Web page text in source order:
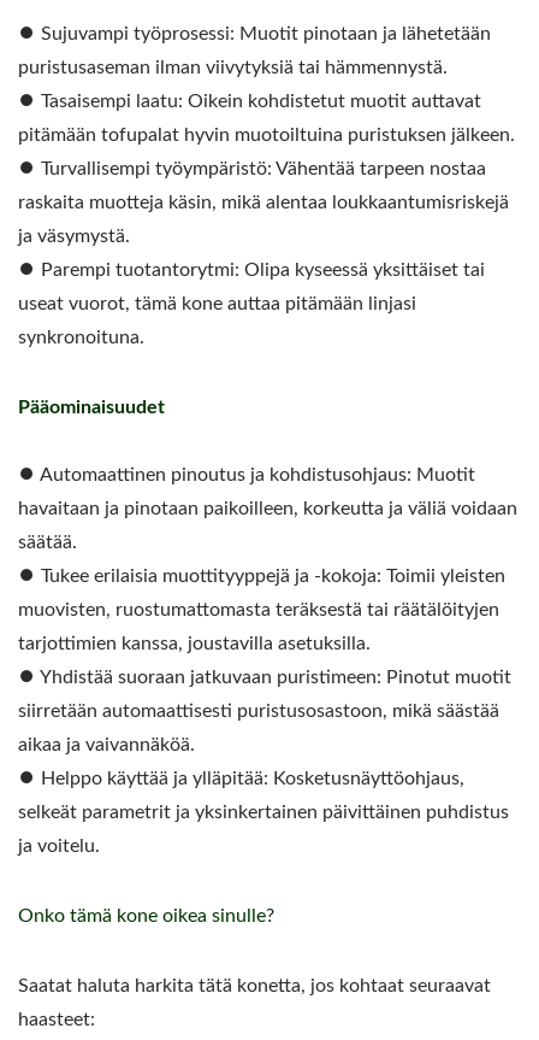
⏺︎ Sujuvampi työprosessi: Muotit pinotaan ja lähetetään
puristusaseman ilman viivytyksiä tai hämmennystä.
⏺︎ Tasaisempi laatu: Oikein kohdistetut muotit auttavat
pitämään tofupalat hyvin muotoiltuina puristuksen jälkeen.
⏺︎ Turvallisempi työympäristö: Vähentää tarpeen nostaa
raskaita muotteja käsin, mikä alentaa loukkaantumisriskejä
ja väsymystä.
⏺︎ Parempi tuotantorytmi: Olipa kyseessä yksittäiset tai
useat vuorot, tämä kone auttaa pitämään linjasi
synkronoituna.
Pääominaisuudet
⏺︎ Automaattinen pinoutus ja kohdistusohjaus: Muotit
havaitaan ja pinotaan paikoilleen, korkeutta ja väliä voidaan
säätää.
⏺︎ Tukee erilaisia muottityyppejä ja -kokoja: Toimii yleisten
muovisten, ruostumattomasta teräksestä tai räätälöityjen
tarjottimien kanssa, joustavilla asetuksilla.
⏺︎ Yhdistää suoraan jatkuvaan puristimeen: Pinotut muotit
siirretään automaattisesti puristusosastoon, mikä säästää
aikaa ja vaivannäköä.
⏺︎ Helppo käyttää ja ylläpitää: Kosketusnäyttöohjaus,
selkeät parametrit ja yksinkertainen päivittäinen puhdistus
ja voitelu.
Onko tämä kone oikea sinulle?
Saatat haluta harkita tätä konetta, jos kohtaat seuraavat
haasteet: